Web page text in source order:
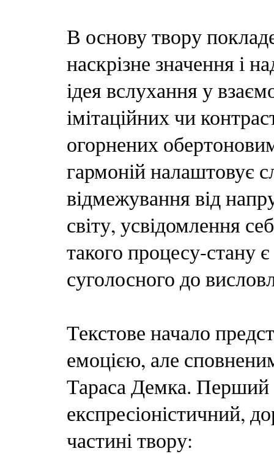
В основу твору
наскрізне значення і
ідея вслухання у
імітаційних чи
огорнених
гармоній налаштовує
відмежування від
світу, усвідомлення
такого процесу-стану
суголосного до
Текстове начало
емоцією, але
Тараса Демка. Перший
експресіоністичний,
частині твору: